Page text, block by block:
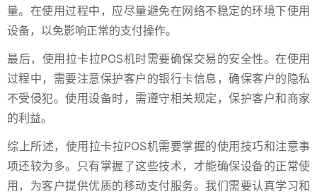
量。在使用过程中，应尽量避免在网络不稳定的环境下使用
设备，以免影响正常的支付操作。
最后，使用拉卡拉POS机时需要确保交易的安全性。在使用
过程中，需要注意保护客户的银行卡信息，确保客户的隐私
不受侵犯。使用设备时，需遵守相关规定，保护客户和商家
的利益。
综上所述，使用拉卡拉POS机需要掌握的使用技巧和注意事
项还较为多。只有掌握了这些技术，才能确保设备的正常使
用，为客户提供优质的移动支付服务。我们需要认真学习和